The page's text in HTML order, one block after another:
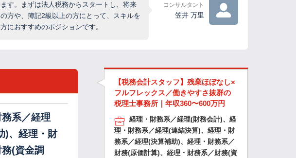
す。まずは法人税務からスタートし、将来
方や、簿記2級以上の方にとって、スキルを
におすすめのポジションです。
コンサルタント
笠井 万里
系／経理
)、経理・財
(資金調
【税務会計スタッフ】残業ほぼなし×
フルフレックス／働きやすさ抜群の
税理士事務所｜年収360〜600万円
経理・財務系／経理(財務会計)、経
理・財務系／経理(連結決算)、経理・財
務系／経理(決算補助)、経理・財務系／
財務(原価計算)、経理・財務系／財務(資